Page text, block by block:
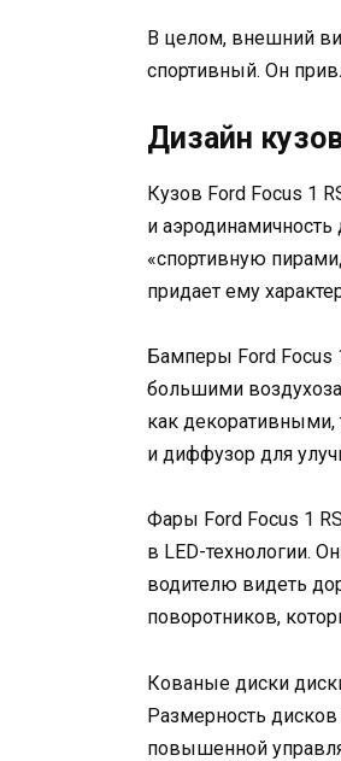
В целом, внешний
спортивный. Он
Дизайн
Кузов Ford Focus 1
и
«спортивную
придает ему
Бамперы Ford Focus
большими
как
и диффузор для
Фары Ford Focus 1
в LED-технологии.
водителю видеть
поворотников,
Кованые диски
Размерность
повышенной